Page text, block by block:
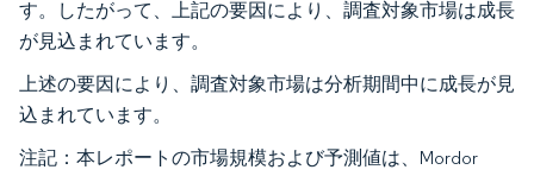
す。したがって、上記の要因により、調査対象市場は成長
が見込まれています。
上述の要因により、調査対象市場は分析期間中に成長が見
込まれています。
注記：本レポートの市場規模および予測値は、Mordor